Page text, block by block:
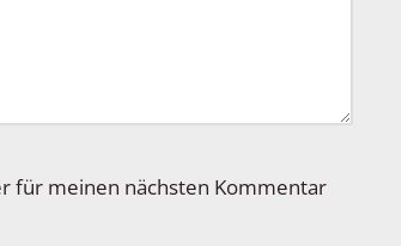
für meinen nächsten Kommentar